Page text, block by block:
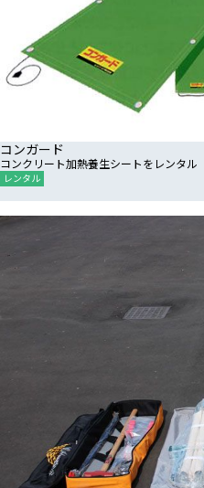
コンガード
コンクリート加熱養生シートをレンタル
レンタル